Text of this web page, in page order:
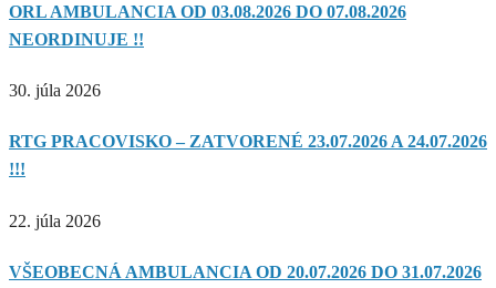
ORL AMBULANCIA OD 03.08.2026 DO 07.08.2026
NEORDINUJE !!
30. júla 2026
RTG PRACOVISKO – ZATVORENÉ 23.07.2026 A 24.07.2026
!!!
22. júla 2026
VŠEOBECNÁ AMBULANCIA OD 20.07.2026 DO 31.07.2026